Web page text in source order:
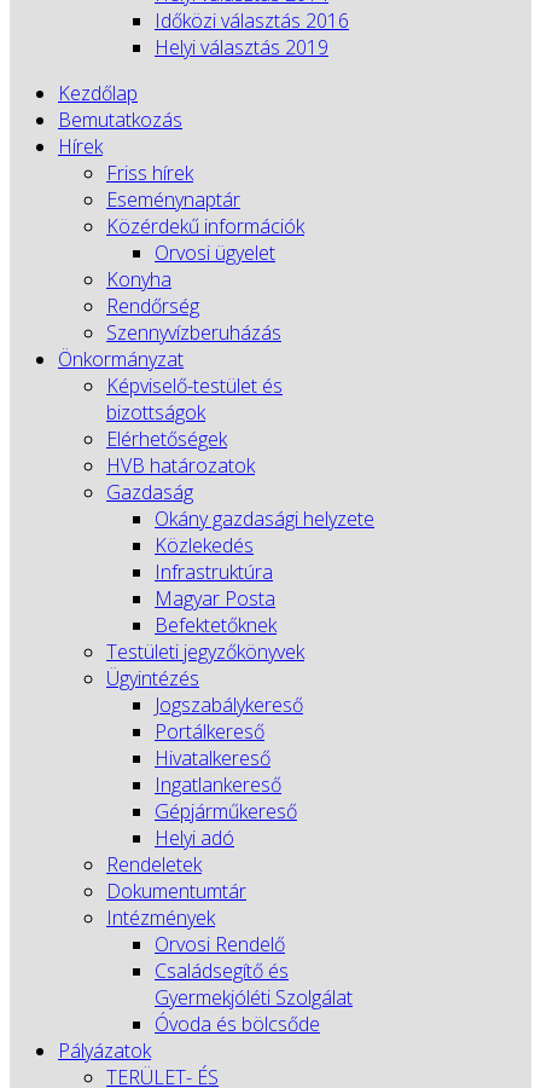
Időközi választás 2016
Helyi választás 2019
Kezdőlap
Bemutatkozás
Hírek
Friss hírek
Eseménynaptár
Közérdekű információk
Orvosi ügyelet
Konyha
Rendőrség
Szennyvízberuházás
Önkormányzat
Képviselő-testület és
bizottságok
Elérhetőségek
HVB határozatok
Gazdaság
Okány gazdasági helyzete
Közlekedés
Infrastruktúra
Magyar Posta
Befektetőknek
Testületi jegyzőkönyvek
Ügyintézés
Jogszabálykereső
Portálkereső
Hivatalkereső
Ingatlankereső
Gépjárműkereső
Helyi adó
Rendeletek
Dokumentumtár
Intézmények
Orvosi Rendelő
Családsegítő és
Gyermekjóléti Szolgálat
Óvoda és bölcsőde
Pályázatok
TERÜLET- ÉS